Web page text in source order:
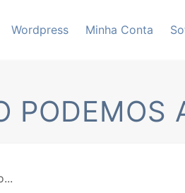
Wordpress Minha Conta
PODEMOS